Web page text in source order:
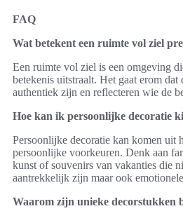
FAQ
Wat betekent een ruimte vol ziel
Een ruimte vol ziel is een omgeving
betekenis uitstraalt. Het gaat erom
authentiek zijn en reflecteren wie de
Hoe kan ik persoonlijke decoratie
Persoonlijke decoratie kan komen uit
persoonlijke voorkeuren. Denk aan
kunst of souvenirs van vakanties die
aantrekkelijk zijn maar ook
Waarom zijn unieke decorstukken